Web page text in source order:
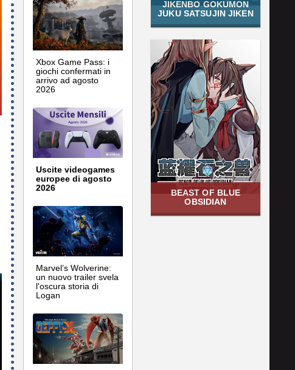
Xbox Game Pass: i
giochi confermati in
arrivo ad agosto
2026
Uscite videogames
europee di agosto
2026
Marvel’s Wolverine:
un nuovo trailer svela
l'oscura storia di
Logan
JIKENBO GOKUMON
JUKU SATSUJIN JIKEN
BEAST OF BLUE
OBSIDIAN